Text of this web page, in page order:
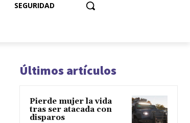
SEGURIDAD
Últimos artículos
Pierde mujer la vida
tras ser atacada con
disparos